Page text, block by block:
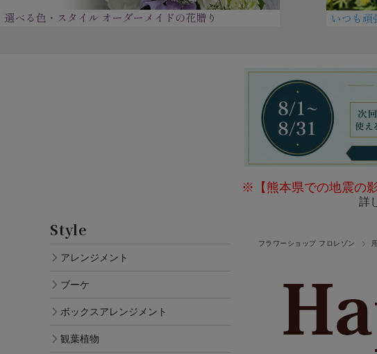
観
胡
雑
※【熊本県での地震の
詳
フラワーショップ フロレゾン
Style
アレンジメント
ブーケ
ボックスアレンジメント
観葉植物